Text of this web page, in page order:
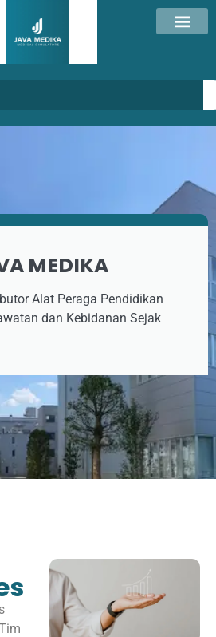
MEDIKA
Alat Peraga Pendidikan
dan Kebidanan Sejak